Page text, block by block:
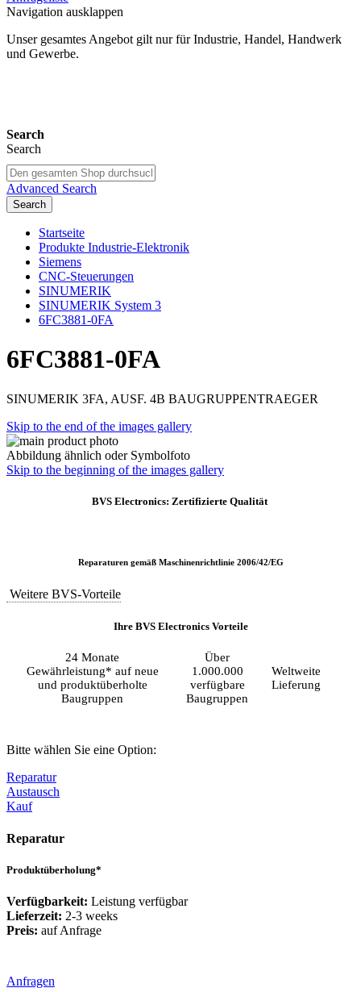
Navigation ausklappen
Unser gesamtes Angebot gilt nur für Industrie, Handel, Handwerk
und Gewerbe.
Search
Search
Advanced Search
Search
Startseite
Produkte Industrie-Elektronik
Siemens
CNC-Steuerungen
SINUMERIK
SINUMERIK System 3
6FC3881-0FA
6FC3881-0FA
SINUMERIK 3FA, AUSF. 4B BAUGRUPPENTRAEGER
Skip to the end of the images gallery
Abbildung ähnlich oder Symbolfoto
Skip to the beginning of the images gallery
BVS Electronics: Zertifizierte Qualität
Reparaturen gemäß Maschinenrichtlinie 2006/42/EG
Weitere BVS-Vorteile
Ihre BVS Electronics Vorteile
24 Monate
Gewährleistung* auf neue
und produktüberholte
Baugruppen
Über
1.000.000
verfügbare
Baugruppen
Weltweite
Lieferung
Bitte wählen Sie eine Option:
Reparatur
Austausch
Kauf
Reparatur
Produktüberholung*
Verfügbarkeit: Leistung verfügbar
Lieferzeit: 2-3 weeks
Preis: auf Anfrage
Anfragen